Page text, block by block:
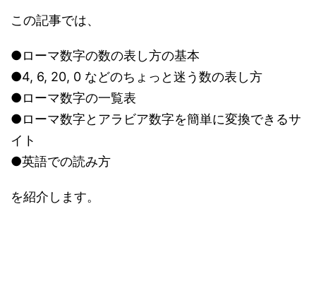
この記事では、
●ローマ数字の数の表し方の基本
●4, 6, 20, 0 などのちょっと迷う数の表し方
●ローマ数字の一覧表
●ローマ数字とアラビア数字を簡単に変換できるサ
イト
●英語での読み方
を紹介します。